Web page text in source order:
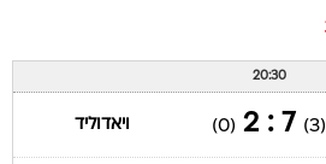
20:30
(3)
7 : 2
(0) ויאדוליד